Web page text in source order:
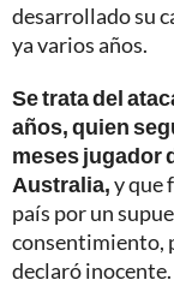
desarrollado su
ya varios años.
Se trata del
años, quien
meses jugador
Australia,y que
país por un
consentimiento,
declaró inocente.